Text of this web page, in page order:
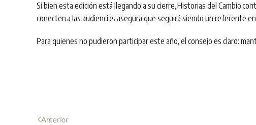
Si bien esta edición está llegando a su cierre,Historias del Cambio
conectena las audiencias asegura que seguirá siendo un referente
Para quienes no pudieron participar este año, el consejo es claro:
Anterior